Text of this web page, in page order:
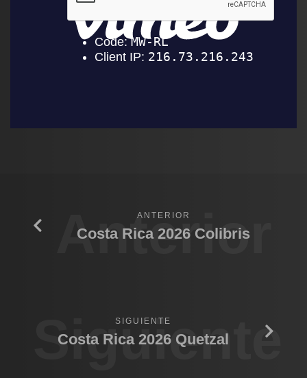
Anterior
ANTERIOR
Costa Rica 2026 Colibris
Siguiente
SIGUIENTE
Costa Rica 2026 Quetzal